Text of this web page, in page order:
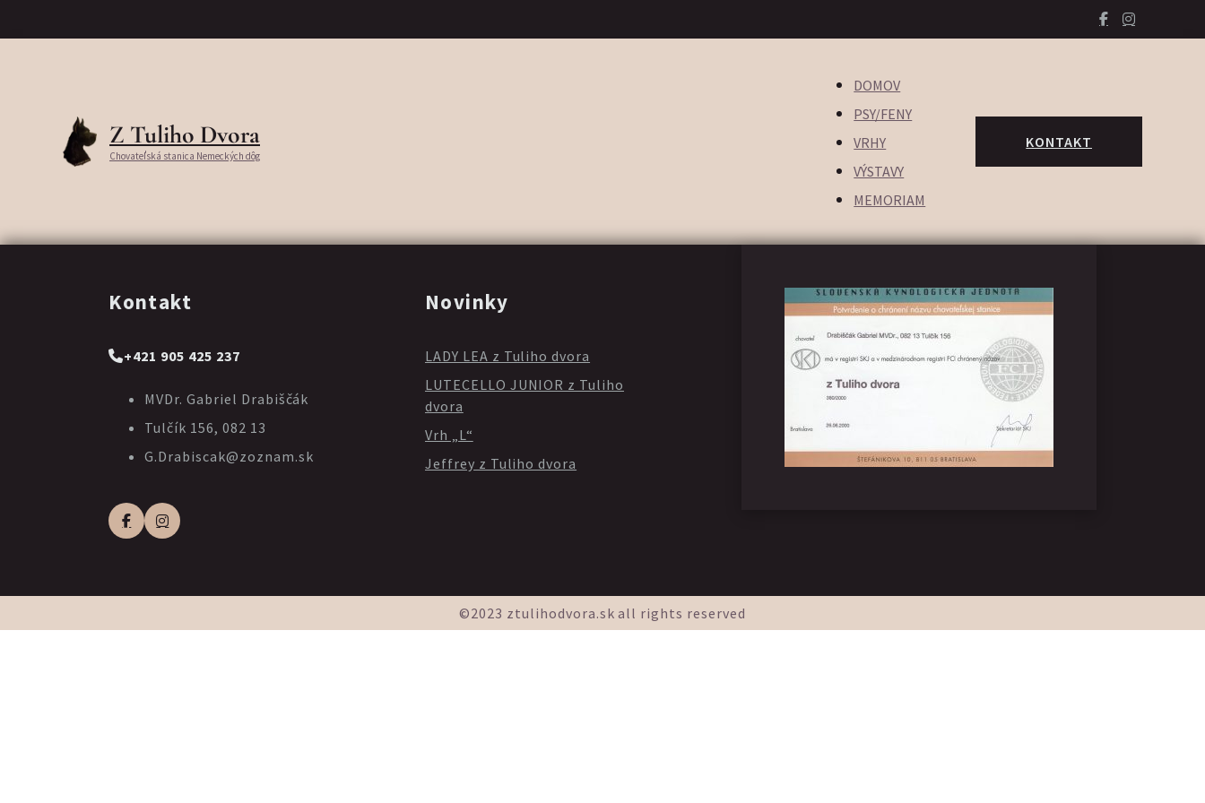
Z Tuliho Dvora
Chovateľská stanica Nemeckých dôg
DOMOV
PSY/FENY
VRHY
VÝSTAVY
MEMORIAM
KONTAKT
Kontakt
+421 905 425 237
MVDr. Gabriel Drabiščák
Tulčík 156, 082 13
G.Drabiscak@zoznam.sk
Novinky
LADY LEA z Tuliho dvora
LUTECELLO JUNIOR z Tuliho
dvora
Vrh „L“
Jeffrey z Tuliho dvora
©2023 ztulihodvora.sk all rights reserved